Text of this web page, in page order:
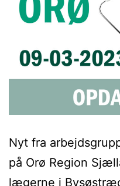
Nyt fra
på Orø Region
lægerne i